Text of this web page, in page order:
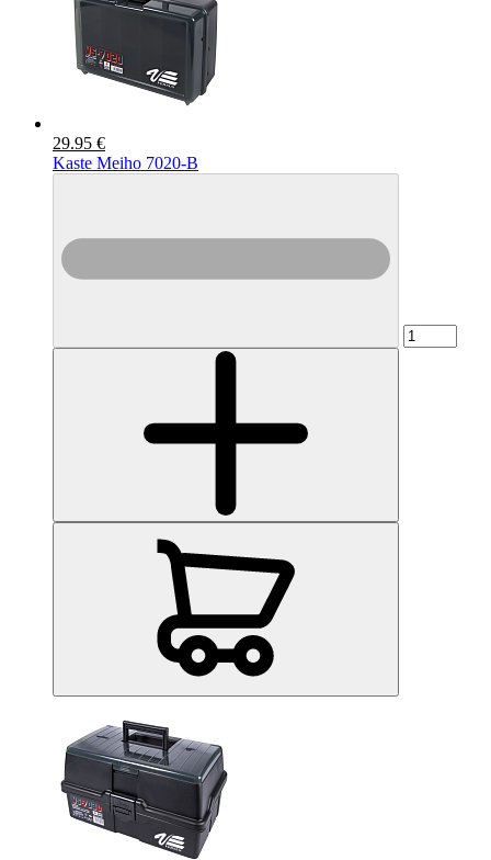
29.95 €
Kaste Meiho 7020-B